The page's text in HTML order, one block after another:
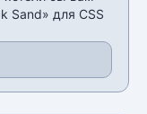
Sand» для CSS